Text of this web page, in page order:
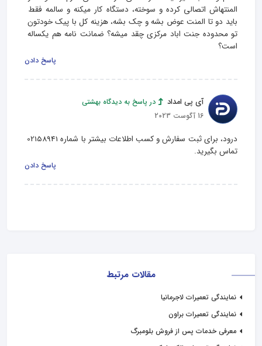
مقالات مرتبط
نمایندگی تعمیرات لاجرمانیا
نمایندگی تعمیرات براون
معرفی خدمات پس از فروش بلومبرگ
المنتهاش اتصالی کرده و سوخته، دستگاه کار میکنه و سالمه فقط
باید دو تا المنت عوض بشه و چک بشه، هزینه کل با پیک خودتون
تو محدوده جنت اباد مرکزی چقد میشه؟ ضمانت نامه هم یکساله
است؟
پاسخ دادن
آی پی امداد
در پاسخ به دیدگاه بهشتی
16 آگوست 2023
تماس بگیرید.
پاسخ دادن